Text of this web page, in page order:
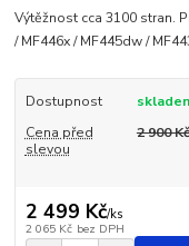
Výtěžnost cca 3100 stran.
/ MF446x / MF445dw /
Dostupnost
Cena před
slevou
2 900 Kč
2 499 Kč/ks
2 065 Kč bez DPH